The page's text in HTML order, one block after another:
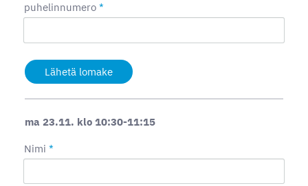
puhelinnumero *
Lähetä lomake
ma 23.11. klo 10:30-11:15
Nimi *